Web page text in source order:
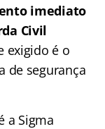
imediato
Civil
exigido é o
de segurança
a Sigma